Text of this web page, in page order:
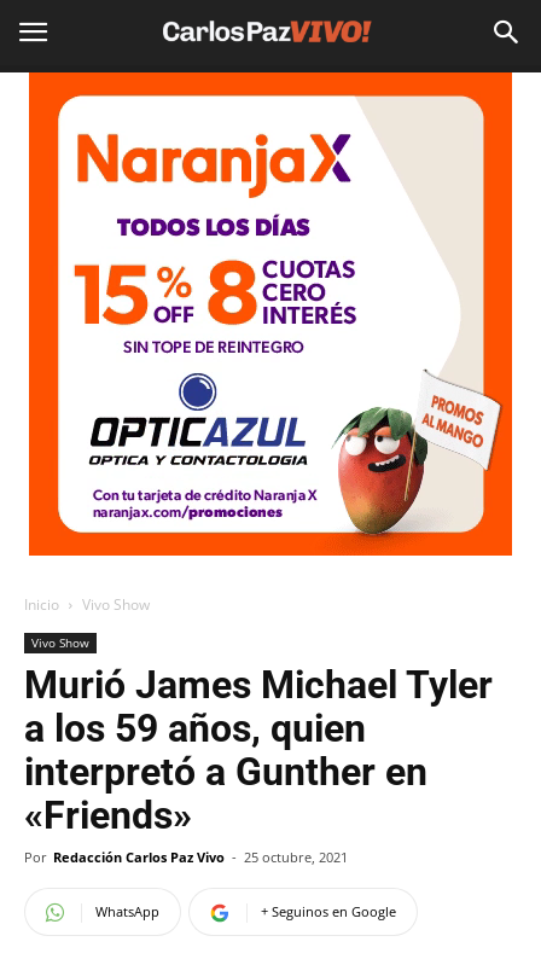
Inicio Vivo Show
Vivo Show
Murió James Michael Tyler
a los 59 años, quien
interpretó a Gunther en
«Friends»
Por Redacción Carlos Paz Vivo - 25 octubre, 2021
WhatsApp + Seguinos en Google